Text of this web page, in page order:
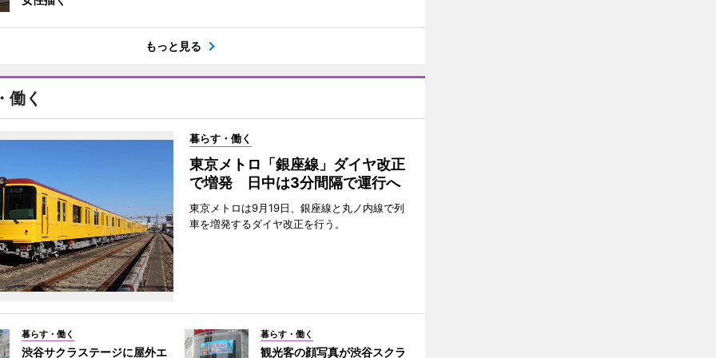
もっと見る
働く
暮らす・働く
東京メトロ「銀座線」ダイヤ改正
で増発 日中は3分間隔で運行へ
東京メトロは9月19日、銀座線と丸ノ内線で列
車を増発するダイヤ改正を行う。
暮らす・働く
渋谷サクラステージに屋外エ
暮らす・働く
観光客の顔写真が渋谷スクラ